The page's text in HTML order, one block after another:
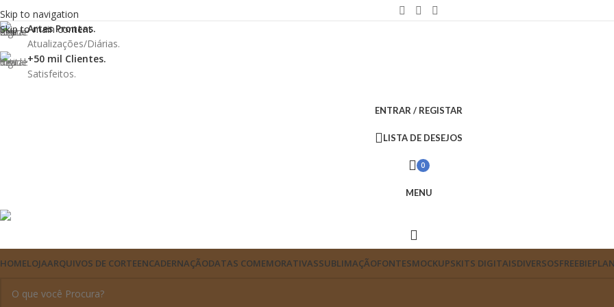
Skip to navigation
Skip to main content
Artes Prontas.
Atualizações/Diárias.
+50 mil Clientes.
Satisfeitos.
ENTRAR / REGISTAR
LISTA DE DESEJOS
0
MENU
HOMELOJAARQUIVOS DE CORTEENCADERNAÇÃODATAS COMEMORATIVASSUBLIMAÇÃOFONTESMOCKUPSKITS DIGITAISDIVERSOSFREEBIE